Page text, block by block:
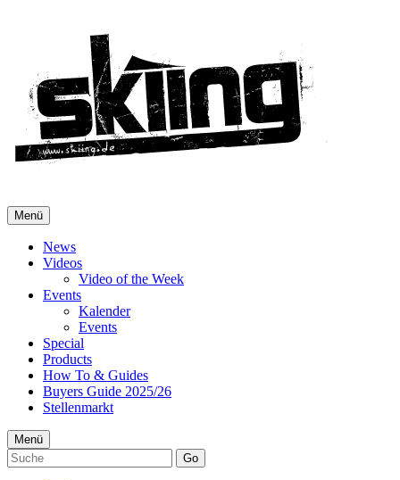
Menü
News
Videos
Video of the Week
Events
Kalender
Events
Special
Products
How To & Guides
Buyers Guide 2025/26
Stellenmarkt
Menü
Go